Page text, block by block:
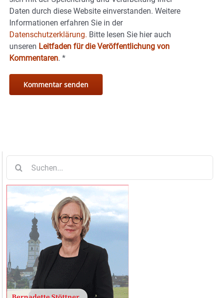
Daten durch diese Website einverstanden. Weitere
Informationen erfahren Sie in der
Datenschutzerklärung. Bitte lesen Sie hier auch
unseren Leitfaden für die Veröffentlichung von
Kommentaren. *
nach: